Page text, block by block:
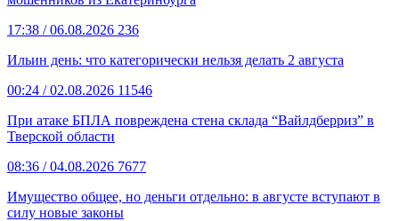
17:38 / 06.08.2026 236
Ильин день: что категорически нельзя делать 2 августа
00:24 / 02.08.2026 11546
При атаке БПЛА повреждена стена склада “Вайлдберриз” в
Тверской области
08:36 / 04.08.2026 7677
Имущество общее, но деньги отдельно: в августе вступают в
силу новые законы